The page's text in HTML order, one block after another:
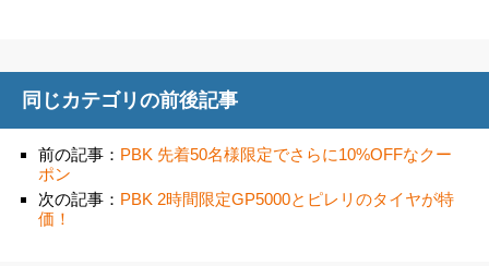
同じカテゴリの前後記事
前の記事： PBK 先着50名様限定でさらに10%OFFなクー
ポン
次の記事： PBK 2時間限定GP5000とピレリのタイヤが特
価！